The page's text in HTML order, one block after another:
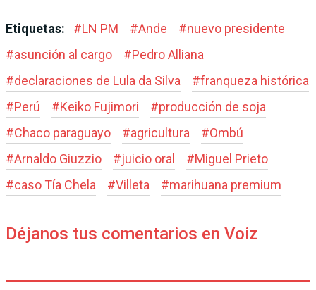
Etiquetas: #LN PM #Ande #nuevo presidente
#asunción al cargo #Pedro Alliana
#declaraciones de Lula da Silva #franqueza histórica
#Perú #Keiko Fujimori #producción de soja
#Chaco paraguayo #agricultura #Ombú
#Arnaldo Giuzzio #juicio oral #Miguel Prieto
#caso Tía Chela #Villeta #marihuana premium
Déjanos tus comentarios en Voiz